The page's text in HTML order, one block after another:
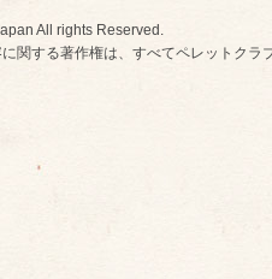
All rights Reserved.
関する著作権は、すべてペレットクラ